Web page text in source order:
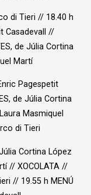
di Tieri // 18.40 h
Casadevall //
de Júlia Cortina
Martí
Pagespetit
de Júlia Cortina
Masmiquel
di Tieri
Cortina López
// XOCOLATA //
// 19.55 h MENÚ